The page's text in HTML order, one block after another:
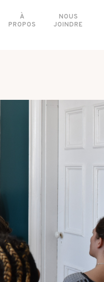
À
PROPOS
NOUS
JOINDRE